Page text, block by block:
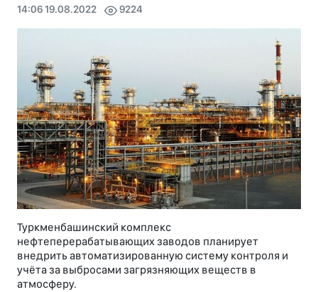
14:06 19.08.2022 9224
Туркменбашинский комплекс
нефтеперерабатывающих заводов планирует
внедрить автоматизированную систему контроля и
учёта за выбросами загрязняющих веществ в
атмосферу.